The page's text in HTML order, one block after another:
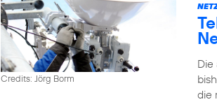
Credits: Jörg Borm
die